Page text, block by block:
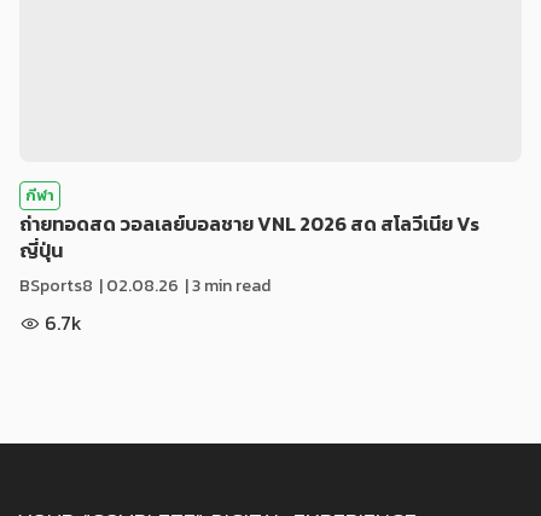
กีฬา
ถ่ายทอดสด วอลเลย์บอลชาย VNL 2026 สด สโลวีเนีย Vs
ญี่ปุ่น
BSports8 |02.08.26 | 3 min read
6.7k